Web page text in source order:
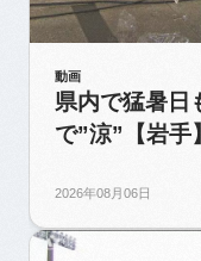
動画
県内で猛暑日
で”涼”【岩手】
2026年08月06日